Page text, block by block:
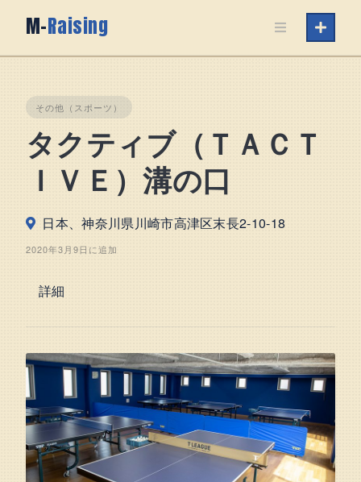
M-Raising
その他（スポーツ）
タクティブ（ＴＡＣＴ
ＩＶＥ）溝の口
日本、神奈川県川崎市高津区末長2-10-18
2020年3月9日に追加
詳細